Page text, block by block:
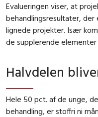
Evalueringen viser, at
behandlingsresultater, der
lignede projekter. Især
de supplerende
Halvdelen
Hele 50 pct. af de unge,
behandling, er stoffri ni